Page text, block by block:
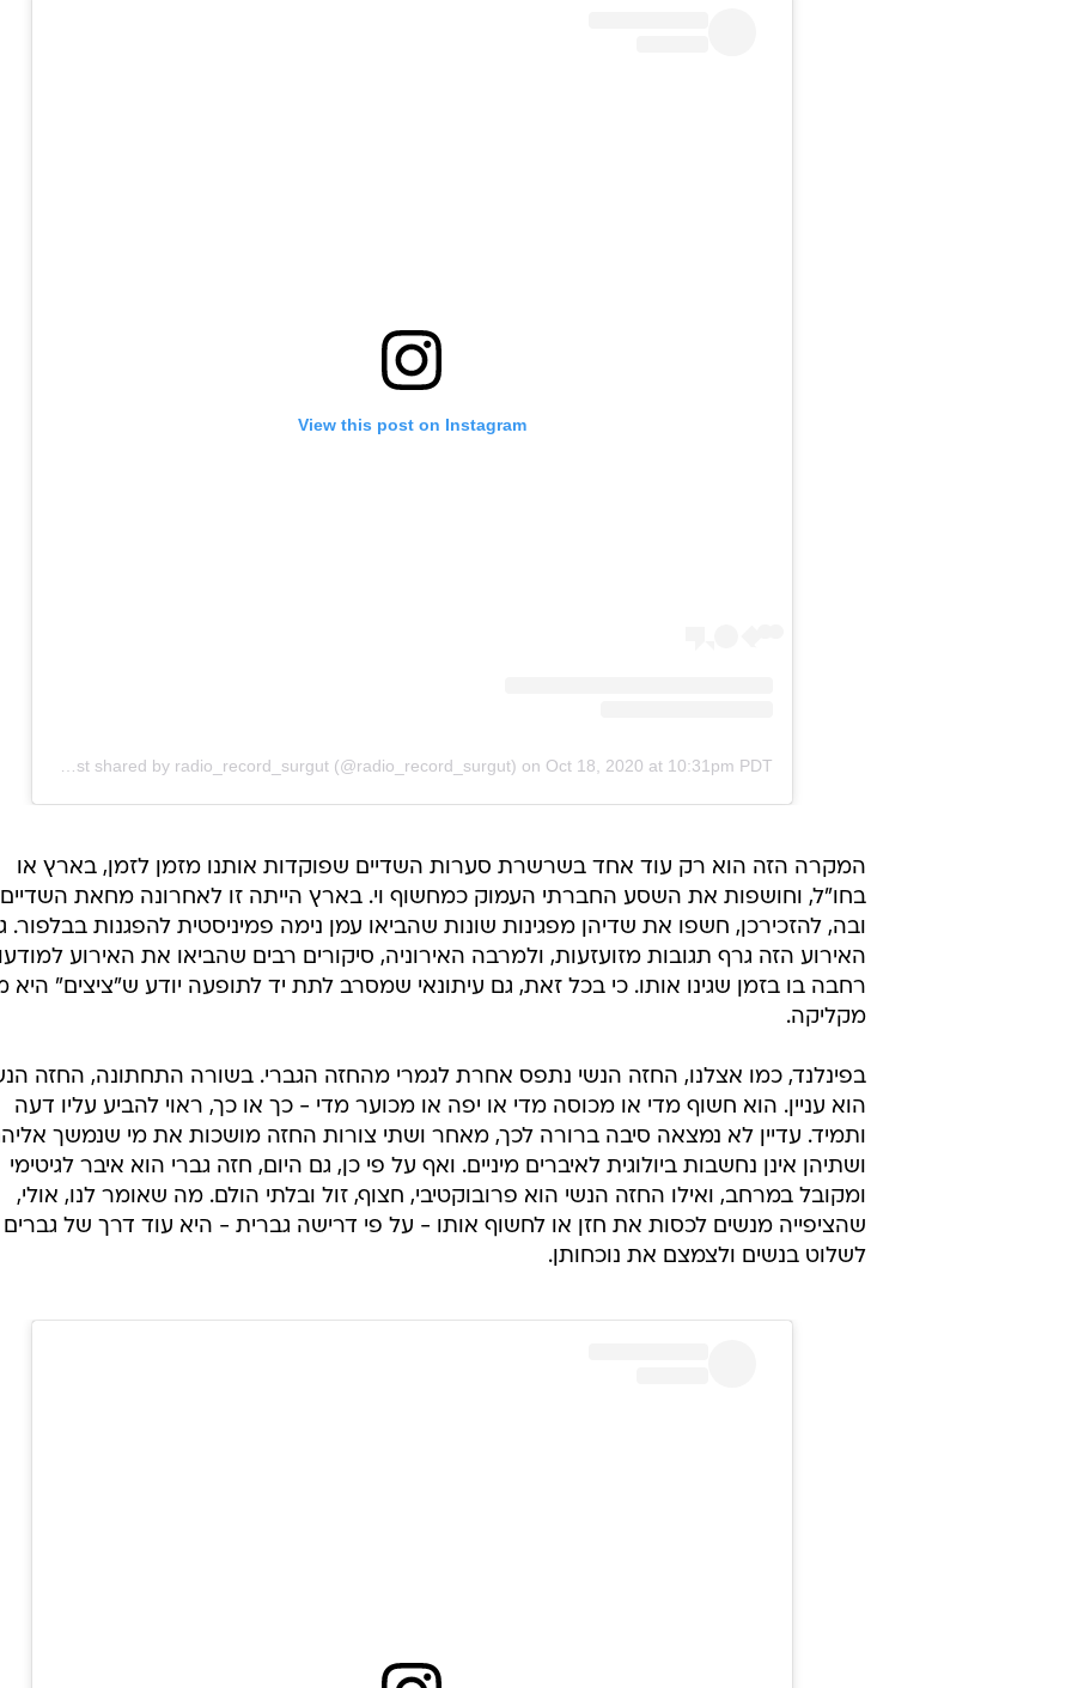
View this post on Instagram
A post shared by radio_record_surgut (@radio_record_surgut) on Oct 18, 2020 at 10:31pm PDT
המקרה הזה הוא רק עוד אחד בשרשרת סערות השדיים שפוקדות אותנו מזמן לזמן, בארץ או
בחו"ל, וחושפות את השסע החברתי העמוק כמחשוף וי. בארץ הייתה זו לאחרונה מחאת
ובה, להזכירכן, חשפו את שדיהן מפגינות שונות שהביאו עמן נימה פמיניסטית להפגנות בבלפור.
האירוע הזה גרף תגובות מזועזעות, ולמרבה האירוניה, סיקורים רבים שהביאו את האירוע
רחבה בו בזמן שגינו אותו. כי בכל זאת, גם עיתונאי שמסרב לתת יד לתופעה יודע ש"ציצים" היא
מקליקה.
בפינלנד, כמו אצלנו, החזה הנשי נתפס אחרת לגמרי מהחזה הגברי. בשורה התחתונה, החזה
הוא עניין. הוא חשוף מדי או מכוסה מדי או יפה או מכוער מדי - כך או כך, ראוי להביע עליו דעה
ותמיד. עדיין לא נמצאה סיבה ברורה לכך, מאחר ושתי צורות החזה מושכות את מי שנמשך
ושתיהן אינן נחשבות ביולוגית לאיברים מיניים. ואף על פי כן, גם היום, חזה גברי הוא איבר לגיטימי
ומקובל במרחב, ואילו החזה הנשי הוא פרובוקטיבי, חצוף, זול ובלתי הולם. מה שאומר לנו, אולי,
שהציפייה מנשים לכסות את חזן או לחשוף אותו - על פי דרישה גברית - היא עוד דרך של גברים
לשלוט בנשים ולצמצם את נוכחותן.